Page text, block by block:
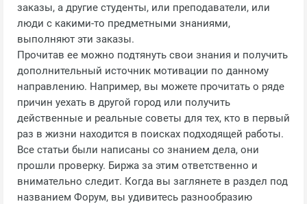
заказы, а другие студенты, или преподаватели, или
люди с какими-то предметными знаниями,
выполняют эти заказы.
Прочитав ее можно подтянуть свои знания и получить
дополнительный источник мотивации по данному
направлению. Например, вы можете прочитать о ряде
причин уехать в другой город или получить
действенные и реальные советы для тех, кто в первый
раз в жизни находится в поисках подходящей работы.
Все статьи были написаны со знанием дела, они
прошли проверку. Биржа за этим ответственно и
внимательно следит. Когда вы заглянете в раздел под
названием Форум, вы удивитесь разнообразию